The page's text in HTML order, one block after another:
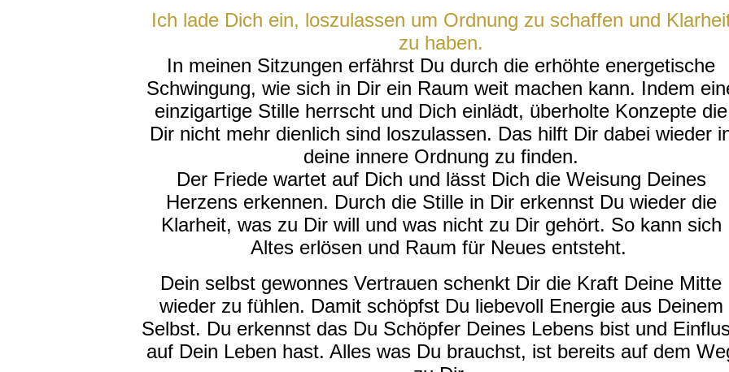
Ich lade Dich ein, loszulassen um Ordnung zu schaffen und
zu haben.
In meinen Sitzungen erfährst Du durch die erhöhte energetische
Schwingung, wie sich in Dir ein Raum weit machen kann. Indem
einzigartige Stille herrscht und Dich einlädt, überholte Konzepte die
Dir nicht mehr dienlich sind loszulassen. Das hilft Dir dabei wieder
deine innere Ordnung zu finden.
Der Friede wartet auf Dich und lässt Dich die Weisung Deines
Herzens erkennen. Durch die Stille in Dir erkennst Du wieder die
Klarheit, was zu Dir will und was nicht zu Dir gehört. So kann sich
Altes erlösen und Raum für Neues entsteht.
Dein selbst gewonnes Vertrauen schenkt Dir die Kraft Deine Mitte
wieder zu fühlen. Damit schöpfst Du liebevoll Energie aus Deinem
Selbst. Du erkennst das Du Schöpfer Deines Lebens bist und
auf Dein Leben hast. Alles was Du brauchst, ist bereits auf dem